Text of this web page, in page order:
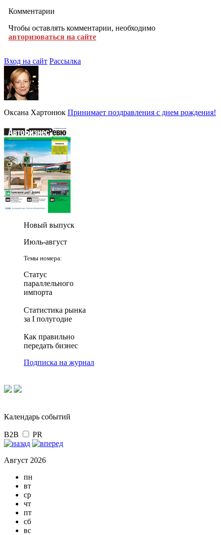
Комментарии
Чтобы оставлять комментарии, необходимо
авторизоваться на сайте
Вход на сайт Рассылка
Оксана Хартонюк Принимает поздравления с днем рождения!
Новый выпуск
Июль-август
Темы номера:
Статус
параллельного
импорта
Статистика рынка
за I полугодие
Как правильно
передать бизнес
Подписка на журнал
Календарь событий
B2B PR
Август 2026
пн
вт
ср
чт
пт
сб
вс